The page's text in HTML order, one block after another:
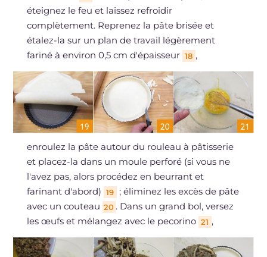
éteignez le feu et laissez refroidir
complètement. Reprenez la pâte brisée et
étalez-la sur un plan de travail légèrement
fariné à environ 0,5 cm d'épaisseur 18 ,
enroulez la pâte autour du rouleau à pâtisserie
et placez-la dans un moule perforé (si vous ne
l'avez pas, alors procédez en beurrant et
farinant d'abord) 19
; éliminez les excès de pâte
avec un couteau 20 . Dans un grand bol, versez
les œufs et mélangez avec le pecorino 21 ,